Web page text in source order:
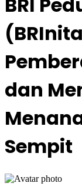
dan
Sempit